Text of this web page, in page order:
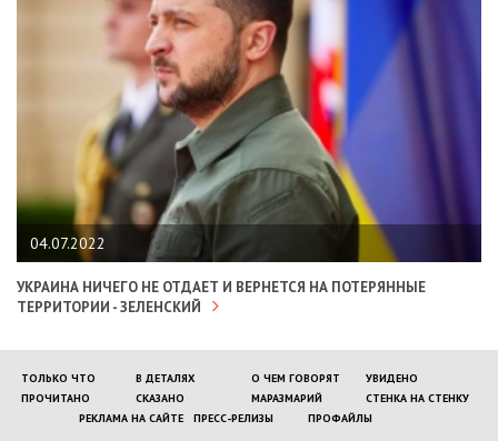
04.07.2022
УКРАИНА НИЧЕГО НЕ ОТДАЕТ И ВЕРНЕТСЯ НА ПОТЕРЯННЫЕ
ТЕРРИТОРИИ - ЗЕЛЕНСКИЙ
ТОЛЬКО ЧТО В ДЕТАЛЯХ О ЧЕМ ГОВОРЯТ
УВИДЕНО
ПРОЧИТАНО
СКАЗАНО МАРАЗМАРИЙ
СТЕНКА НА СТЕНКУ
РЕКЛАМА НА САЙТЕ
ПРЕСС-РЕЛИЗЫ ПРОФАЙЛЫ